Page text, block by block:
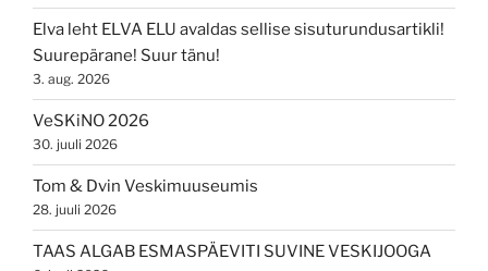
Elva leht ELVA ELU avaldas sellise sisuturundusartikli!
Suurepärane! Suur tänu!
3. aug. 2026
VeSKiNO 2026
30. juuli 2026
Tom & Dvin Veskimuuseumis
28. juuli 2026
TAAS ALGAB ESMASPÄEVITI SUVINE VESKIJOOGA